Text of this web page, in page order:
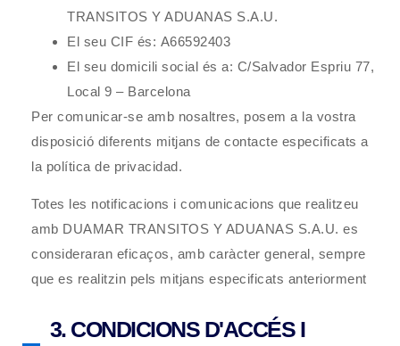
TRANSITOS Y ADUANAS S.A.U.
El seu CIF és: A66592403
El seu domicili social és a: C/Salvador Espriu 77,
Local 9 – Barcelona
Per comunicar-se amb nosaltres, posem a la vostra
disposició diferents mitjans de contacte especificats a
la política de privacidad.
Totes les notificacions i comunicacions que realitzeu
amb DUAMAR TRANSITOS Y ADUANAS S.A.U. es
consideraran eficaços, amb caràcter general, sempre
que es realitzin pels mitjans especificats anteriorment
3. CONDICIONS D'ACCÉS I